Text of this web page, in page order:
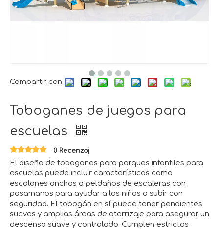
Compartir con:
Toboganes de juegos para
escuelas
0 Recenzoj
El diseño de toboganes para parques infantiles para
escuelas puede incluir características como
escalones anchos o peldaños de escaleras con
pasamanos para ayudar a los niños a subir con
seguridad. El tobogán en sí puede tener pendientes
suaves y amplias áreas de aterrizaje para asegurar un
descenso suave y controlado. Cumplen estrictos